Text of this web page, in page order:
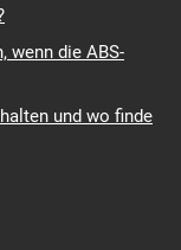
wenn die ABS-
und wo finde